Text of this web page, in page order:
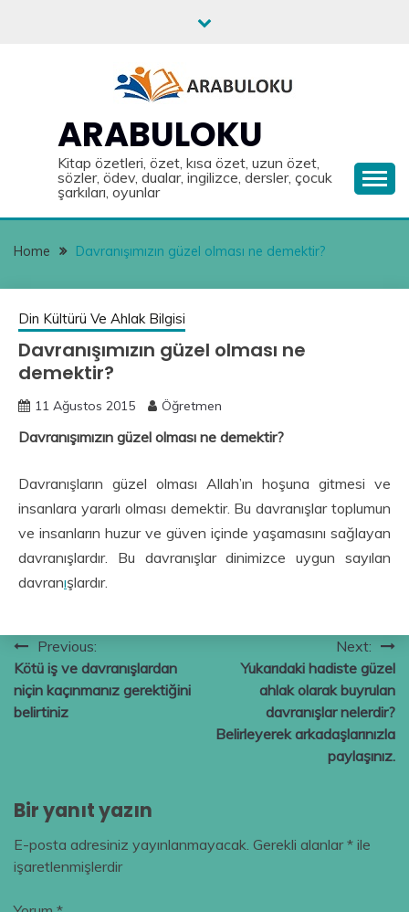
ARABULOKU
Kitap özetleri, özet, kısa özet, uzun özet,
sözler, ödev, dualar, ingilizce, dersler, çocuk
şarkıları, oyunlar
Home Davranışımızın güzel olması ne demektir?
Din Kültürü Ve Ahlak Bilgisi
Davranışımızın güzel olması ne
demektir?
11 Ağustos 2015 Öğretmen
Davranışımızın güzel olması ne demektir?
Davranışların güzel olması Allah’ın hoşuna gitmesi ve
insanlara yararlı olması demektir. Bu davranışlar toplumun
ve insanların huzur ve güven içinde yaşamasını sağlayan
davranışlardır. Bu davranışlar dinimizce uygun sayılan
davranışlardır.
Yazı
gezinmesi
Previous:
Kötü iş ve davranışlardan
niçin kaçınmanız gerektiğini
belirtiniz
Next:
Yukarıdaki hadiste güzel
ahlak olarak buyrulan
davranışlar nelerdir?
Belirleyerek arkadaşlarınızla
paylaşınız.
Bir yanıt yazın
E-posta adresiniz yayınlanmayacak. Gerekli alanlar* ile
işaretlenmişlerdir